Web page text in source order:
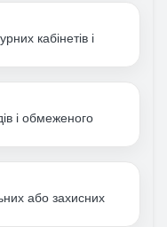
кабінетів і
і обмеженого
або захисних